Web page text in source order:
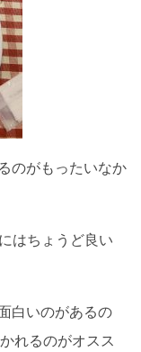
のがもったいなか
はちょうど良い
白いのがあるの
れるのがオスス